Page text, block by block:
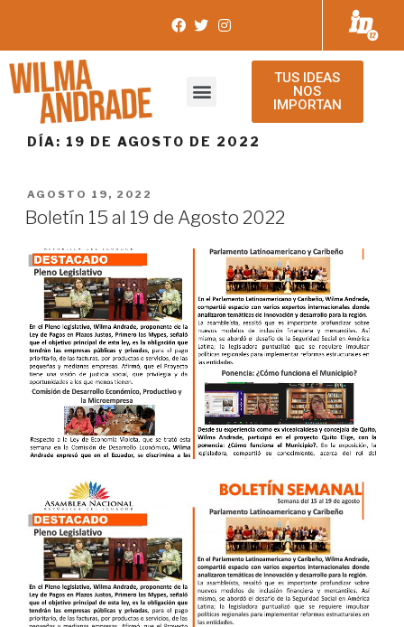
TUS IDEAS
NOS
IMPORTAN
DÍA: 19 DE AGOSTO DE 2022
AGOSTO 19, 2022
Boletín 15 al 19 de Agosto 2022